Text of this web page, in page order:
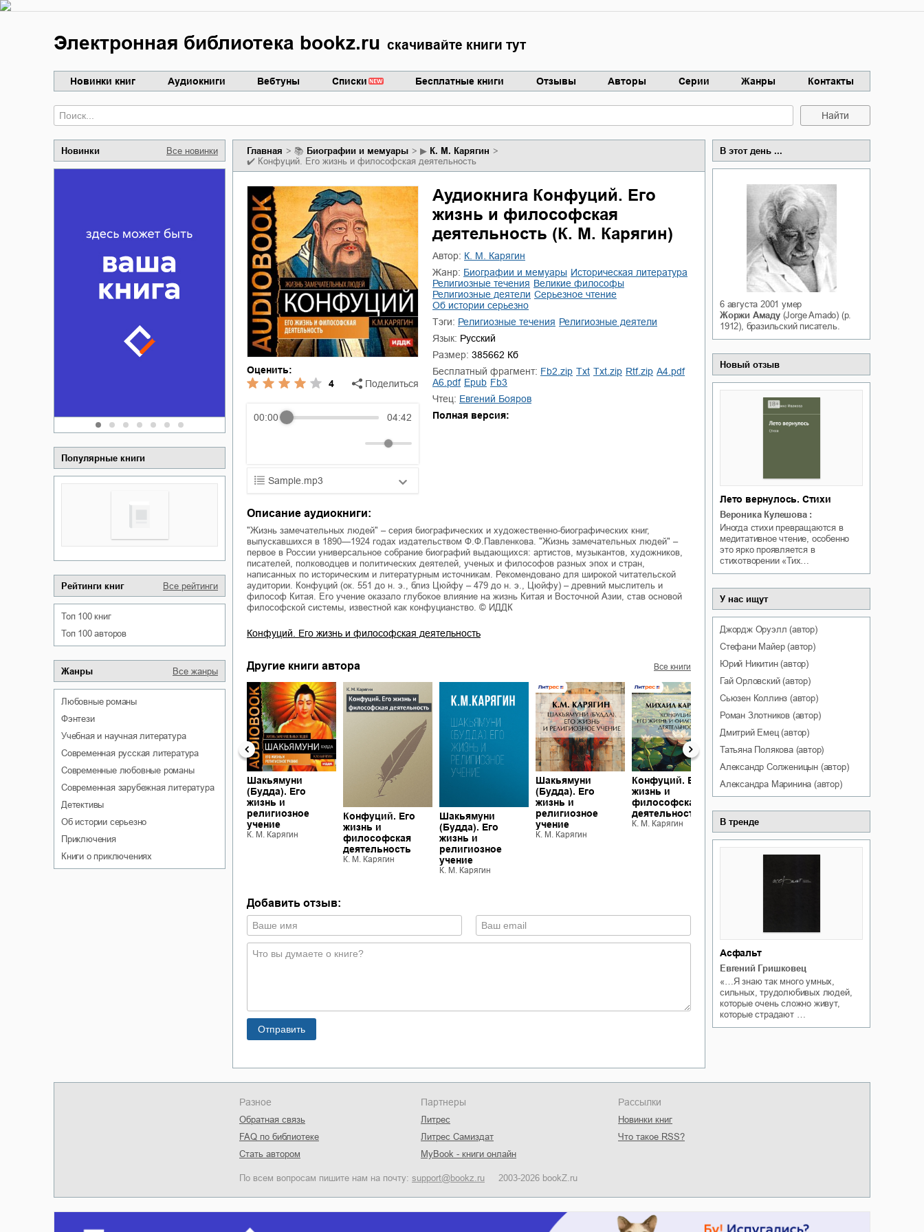
Электронная библиотека bookz.ru скачивайте книги тут
Новинки книг Аудиокниги Вебтуны Списки Бесплатные книги Отзывы Авторы Серии Жанры Контакты
Найти
Новинки Все новинки
Забытая земля Новоросии:
о судьбе Кировоградской
области
Сергей Николаевич Сидоренко
Забытая земля Новоросии:
о судьбе Кировоградской
области
Сергей Николаевич Сидоренко
Личный интерес
Белая ворона на факультете
Теней
Популярные книги
Рейтинги книг Все рейтинги
Топ 100 книг
Топ 100 авторов
Жанры Все жанры
любовные романы
фэнтези
учебная и научная литература
современная русская литература
современные любовные романы
современная зарубежная литература
детективы
об истории серьезно
приключения
книги о приключениях
Главная 📚 биографии и мемуары ▶ К. М. Карягин
✔️ Конфуций. Его жизнь и философская деятельность
Оценить:
4
Поделиться
00:00 04:42
Sample.mp3
02.mp3 20:50
03.mp3 14:00
Аудиокнига Конфуций. Его
жизнь и философская
деятельность (К. М. Карягин)
Автор:
К. М. Карягин
Жанр:
биографии и мемуары
историческая литература
религиозные течения
великие философы
религиозные деятели
серьезное чтение
об истории серьезно
Тэги:
религиозные течения
религиозные деятели
Язык: Русский
Размер: 385662 Кб
Бесплатный фрагмент:
fb2.zip txt txt.zip rtf.zip
a4.pdf
a6.pdf
epub
fb3
Чтец:
Евгений Бояров
Полная версия:
Описание аудиокниги:
"Жизнь замечательных людей" – серия биографических и художественно-биографических книг,
выпускавшихся в 1890—1924 годах издательством Ф.Ф.Павленкова. "Жизнь замечательных людей" –
первое в России универсальное собрание биографий выдающихся: артистов, музыкантов, художников,
писателей, полководцев и политических деятелей, ученых и философов разных эпох и стран,
написанных по историческим и литературным источникам. Рекомендовано для широкой читательской
аудитории. Конфуций (ок. 551 до н. э., близ Цюйфу – 479 до н. э., Цюйфу) – древний мыслитель и
философ Китая. Его учение оказало глубокое влияние на жизнь Китая и Восточной Азии, став основой
философской системы, известной как конфуцианство. © ИДДК
Конфуций. Его жизнь и философская деятельность
Другие книги автора Все книги
жизнь и
философская
К. М. Карягин
религиозное
учение
Шакьямуни
(Будда). Его
жизнь и
религиозное
учение
К. М. Карягин
Конфуций. Его
жизнь и
философская
деятельность
К. М. Карягин
Шакьямуни
(Будда). Его
жизнь и
религиозное
учение
К. М. Карягин
Шакьямуни
(Будда). Его
жизнь и
религиозное
учение
К. М. Карягин
Конфуций. Его
жизнь и
философская
деятельность
К. М. Карягин
Шакьямуни
(Будда). Его
жизнь и
религиозное
К. М. Карягин
Шакьямуни
(Будда). Его
религиозное
К. М. Карягин
Добавить отзыв:
В этот день ...
6 августа 2001 умер
Жоржи Амаду(Jorge Amado) (р.
1912), бразильский писатель.
Новый отзыв
Лето вернулось. Стихи
Вероника Кулешова :
Иногда стихи превращаются в
медитативное чтение, особенно
это ярко проявляется в
стихотворении «Тих…
У нас ищут
Джордж Оруэлл (автор)
Стефани Майер(автор)
Юрий Никитин(автор)
Гай Орловский(автор)
Сьюзен Коллинз (автор)
Роман Злотников (автор)
Дмитрий Емец(автор)
Татьяна Полякова(автор)
Александр Солженицын (автор)
Александра Маринина (автор)
В тренде
Асфальт
Евгений Гришковец
«…Я знаю так много умных,
сильных, трудолюбивых людей,
которые очень сложно живут,
которые страдают …
Разное
Обратная связь
FAQ по библиотеке
Стать автором
Партнеры
Литрес
Литрес Самиздат
MyBook - книги онлайн
Рассылки
Новинки книг
Что такое RSS?
По всем вопросам пишите нам на почту: support@bookz.ru 2003-2026 bookZ.ru